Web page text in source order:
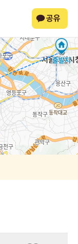
공유